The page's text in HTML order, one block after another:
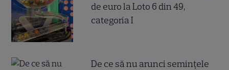
de euro la Loto 6 din 49,
categoria I
De ce să nu arunci semințele